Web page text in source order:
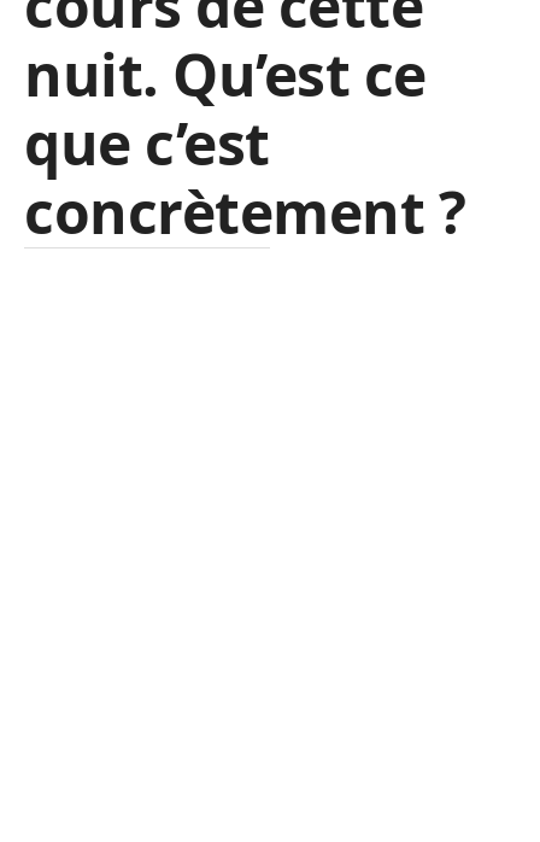
nuit. Qu’est ce
que c’est
concrètement ?